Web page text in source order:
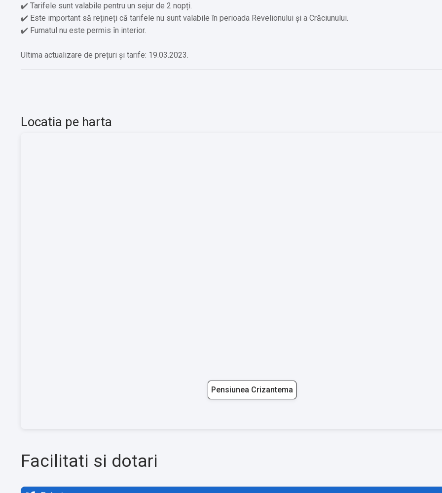
✔️ Tarifele sunt valabile pentru un sejur de 2 nopți.
✔️ Este important să rețineți că tarifele nu sunt valabile în perioada Revelionului și a Crăciunului.
✔️ Fumatul nu este permis în interior.
Ultima actualizare de prețuri și tarife: 19.03.2023.
Locatia pe harta
Pensiunea Crizantema
Facilitati si dotari